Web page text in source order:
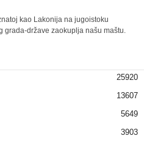
kao Lakonija na jugoistoku
grada-države zaokuplja našu maštu.
25920
13607
5649
3903